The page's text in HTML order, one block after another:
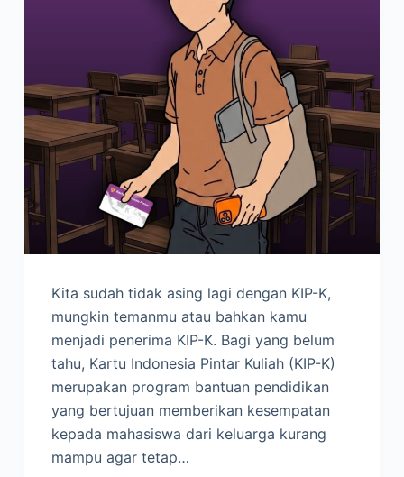
Kita sudah tidak asing lagi dengan KIP-K,
mungkin temanmu atau bahkan kamu
menjadi penerima KIP-K. Bagi yang belum
tahu, Kartu Indonesia Pintar Kuliah (KIP-K)
merupakan program bantuan pendidikan
yang bertujuan memberikan kesempatan
kepada mahasiswa dari keluarga kurang
mampu agar tetap…